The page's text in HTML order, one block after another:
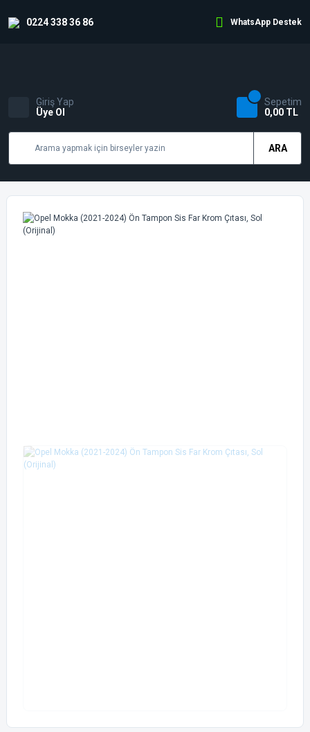
0224 338 36 86 WhatsApp Destek
ARA
Giriş Yap
Üye Ol
Sepetim
0,00 TL